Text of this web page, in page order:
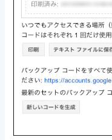
設
て
み